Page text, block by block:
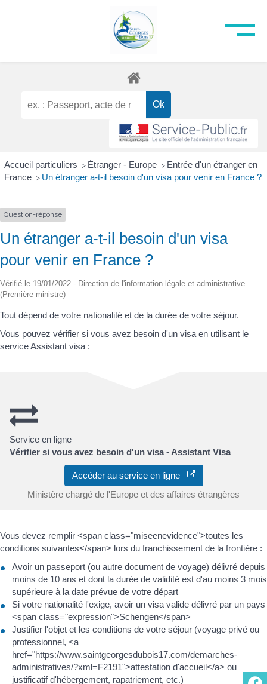
Accueil particuliers > Étranger - Europe > Entrée d'un étranger en
France > Un étranger a-t-il besoin d'un visa pour venir en France ?
Question-réponse
Un étranger a-t-il besoin d'un visa
pour venir en France ?
Vérifié le 19/01/2022 - Direction de l'information légale et administrative
(Première ministre)
Tout dépend de votre nationalité et de la durée de votre séjour.
Vous pouvez vérifier si vous avez besoin d'un visa en utilisant le
service Assistant visa :
Service en ligne
Vérifier si vous avez besoin d'un visa - Assistant Visa
Accéder au service en ligne
Ministère chargé de l'Europe et des affaires étrangères
Vous devez remplir <span class="miseenevidence">toutes les
conditions suivantes</span> lors du franchissement de la frontière :
Avoir un passeport (ou autre document de voyage) délivré depuis
moins de 10 ans et dont la durée de validité est d'au moins 3 mois
supérieure à la date prévue de votre départ
Si votre nationalité l'exige, avoir un visa valide délivré par un pays
<span class="expression">Schengen</span>
Justifier l'objet et les conditions de votre séjour (voyage privé ou
professionnel, <a
href="https://www.saintgeorgesdubois17.com/demarches-
administratives/?xml=F2191">attestation d'accueil</a> ou
justificatif d'hébergement, rapatriement, etc.)